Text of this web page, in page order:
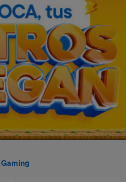
Set de protección infantil
Art. 2.265
5.700 Metros
1.140 Metros + 4 x $380
Gaming